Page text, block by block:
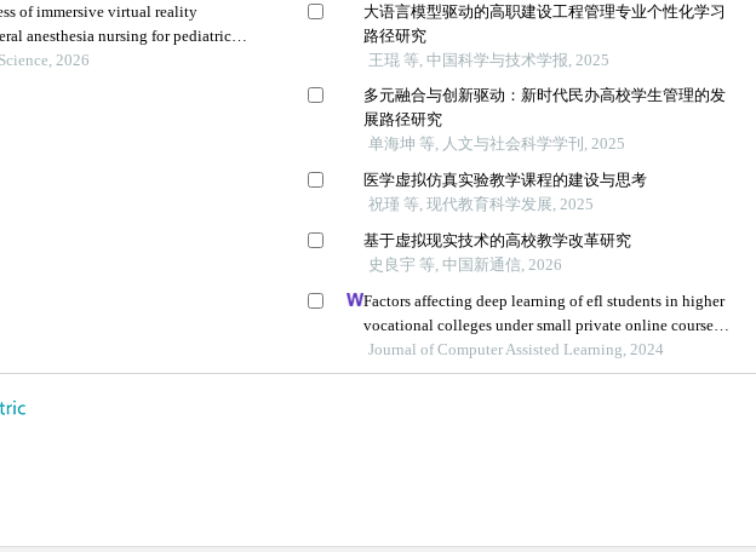
of immersive virtual reality
anesthesia nursing for pediatric
2026
大语言模型驱动的高职建设工程管理专业个性化学习
路径研究
王琨 等, 中国科学与技术学报, 2025
多元融合与创新驱动：新时代民办高校学生管理的发
展路径研究
单海坤 等, 人文与社会科学学刊, 2025
医学虚拟仿真实验教学课程的建设与思考
祝瑾 等, 现代教育科学发展, 2025
基于虚拟现实技术的高校教学改革研究
史良宇 等, 中国新通信, 2026
Factors affecting deep learning of efl students in higher
vocational colleges under small private online courses-
based settings: a grounded theory approach
Journal of Computer Assisted Learning, 2024